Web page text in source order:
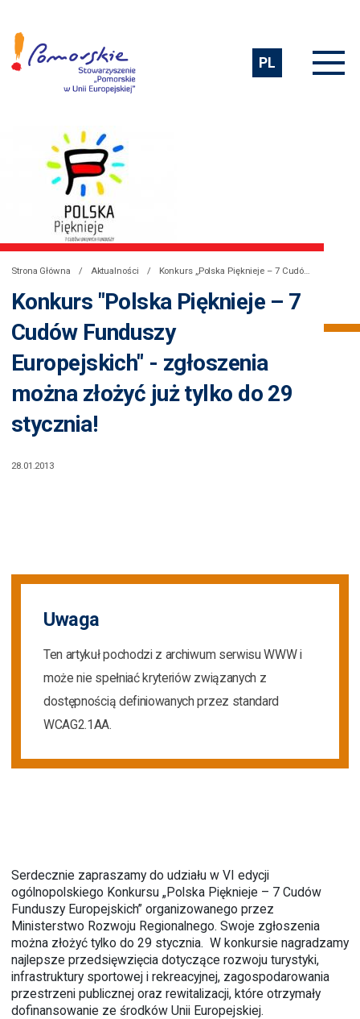
PL
Strona Główna Aktualności Konkurs „Polska Pięknieje – 7 Cudów Funduszy Europejskich” – zgłoszenia można złożyć już tylko do 29 stycznia!
Konkurs "Polska Pięknieje – 7
Cudów Funduszy
Europejskich" - zgłoszenia
można złożyć już tylko do 29
stycznia!
28.01.2013
Uwaga
Ten artykuł pochodzi z archiwum serwisu WWW i
może nie spełniać kryteriów związanych z
dostępnością definiowanych przez standard
WCAG2.1AA.
Serdecznie zapraszamy do udziału w VI edycji
ogólnopolskiego Konkursu „Polska Pięknieje – 7 Cudów
Funduszy Europejskich” organizowanego przez
Ministerstwo Rozwoju Regionalnego. Swoje zgłoszenia
można złożyć tylko do 29 stycznia. W konkursie nagradzamy
najlepsze przedsięwzięcia dotyczące rozwoju turystyki,
infrastruktury sportowej i rekreacyjnej, zagospodarowania
przestrzeni publicznej oraz rewitalizacji, które otrzymały
dofinansowanie ze środków Unii Europejskiej.